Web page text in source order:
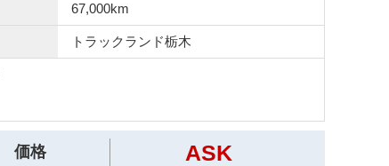
67,000km
トラックランド栃木
価格 ASK